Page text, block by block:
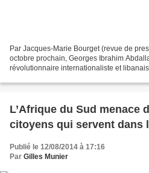
Par Jacques-Marie Bourget (revue de
octobre prochain, Georges Ibrahim
révolutionnaire internationaliste et
L’Afrique du Sud menace
citoyens qui servent dans
Publié le 12/08/2014 à 17:16
Par Gilles Munier